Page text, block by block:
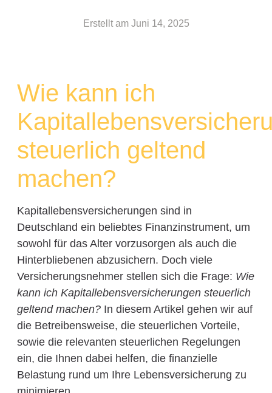
Erstellt am Juni 14, 2025
Wie kann ich
steuerlich geltend
machen?
Kapitallebensversicherungen sind in
Deutschland ein beliebtes Finanzinstrument, um
sowohl für das Alter vorzusorgen als auch die
Hinterbliebenen abzusichern. Doch viele
Versicherungsnehmer stellen sich die Frage: Wie
kann ich Kapitallebensversicherungen steuerlich
geltend machen?In diesem Artikel gehen wir auf
die Betreibensweise, die steuerlichen Vorteile,
sowie die relevanten steuerlichen Regelungen
ein, die Ihnen dabei helfen, die finanzielle
Belastung rund um Ihre Lebensversicherung zu